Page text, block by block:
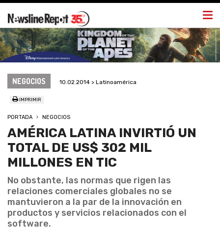
NEGOCIOS 10.02.2014 > Latinoamérica
IMPRIMIR
PORTADA NEGOCIOS
AMÉRICA LATINA INVIRTIÓ UN
TOTAL DE US$ 302 MIL
MILLONES EN TIC
No obstante, las normas que rigen las
relaciones comerciales globales no se
mantuvieron a la par de la innovación en
productos y servicios relacionados con el
software.